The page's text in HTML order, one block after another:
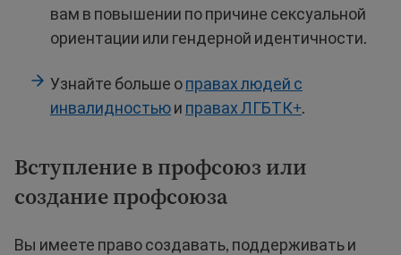
вам в повышении по причине сексуальной
ориентации или гендерной идентичности.
Узнайте больше оправах людей с
инвалидностьюи правах ЛГБТК+.
Вступление в профсоюз или
создание профсоюза
Вы имеете право создавать, поддерживать и